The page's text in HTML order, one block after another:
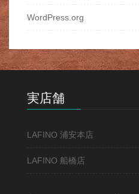
WordPress.org
実店舗
LAFINO 浦安本店
LAFINO 船橋店